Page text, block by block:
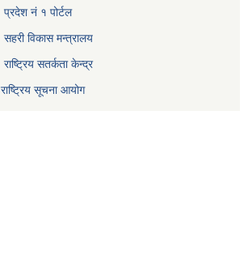
प्रदेश नं १ पोर्टल
सहरी विकास मन्त्रालय
राष्ट्रिय सतर्कता केन्द्र
राष्ट्रिय सूचना आयोग